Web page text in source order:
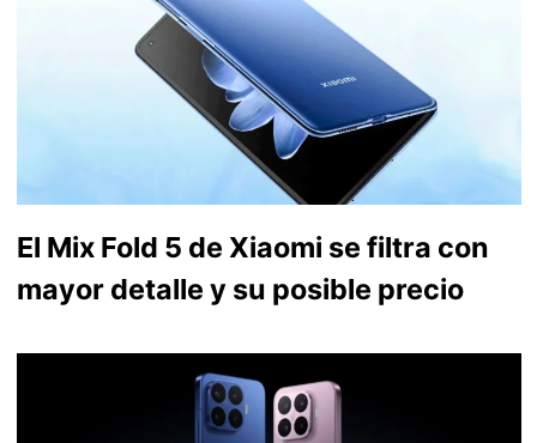
El Mix Fold 5 de Xiaomi se filtra con
mayor detalle y su posible precio